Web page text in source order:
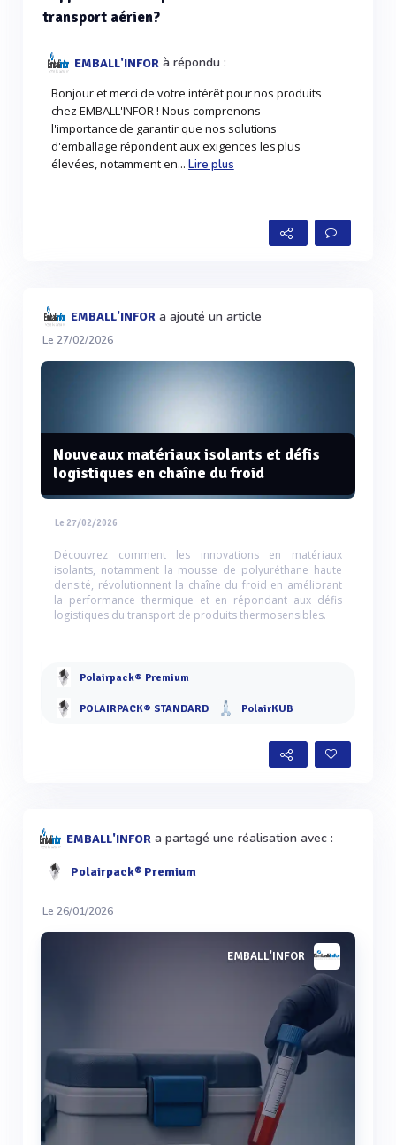
transport aérien?
EMBALL'INFOR à répondu :
Bonjour et merci de votre intérêt pour nos produits
chez EMBALL'INFOR ! Nous comprenons
l'importance de garantir que nos solutions
d'emballage répondent aux exigences les plus
élevées, notamment en...Lire plus
EMBALL'INFOR a ajouté un article
Le 27/02/2026
Nouveaux matériaux isolants et défis
logistiques en chaîne du froid
Le 27/02/2026
Découvrez comment les innovations en matériaux
isolants, notamment la mousse de polyuréthane haute
densité, révolutionnent la chaîne du froid en améliorant
la performance thermique et en répondant aux défis
logistiques du transport de produits thermosensibles.
Polairpack® Premium
POLAIRPACK® STANDARD PolairKUB
EMBALL'INFOR a partagé une réalisation avec :
Polairpack® Premium
Le 26/01/2026
EMBALL'INFOR